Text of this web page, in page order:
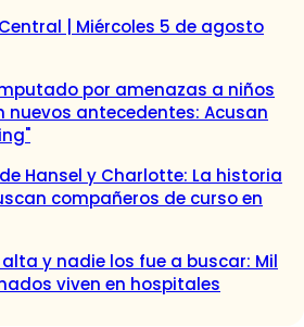
| Miércoles 5 de agosto
por amenazas a niños
nuevos antecedentes: Acusan
Hansel y Charlotte: La historia
compañeros de curso en
y nadie los fue a buscar: Mil
viven en hospitales